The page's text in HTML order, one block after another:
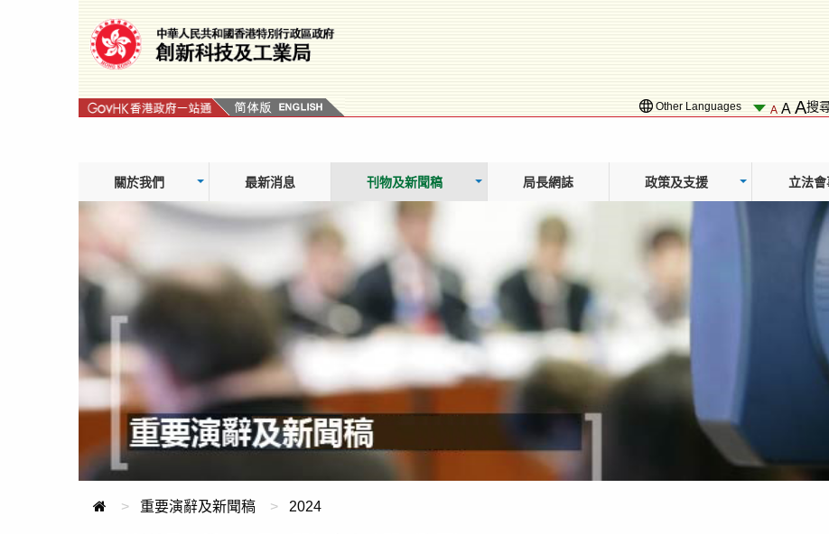
Other Languages A A A搜
關於我們 最新消息 刊物及新聞稿 局長網誌 政策及支援 立法會
重要演辭及新聞稿 2024